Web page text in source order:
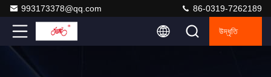
993173378@qq.com 86-0319-7262189
উদ্ধৃতি